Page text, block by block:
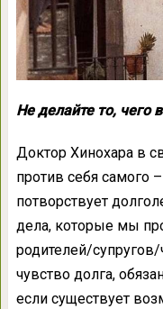
Не делайте то, чего
Доктор Хинохара в
против себя самого
потворствует
дела, которые мы
родителей/
чувство долга,
если существует